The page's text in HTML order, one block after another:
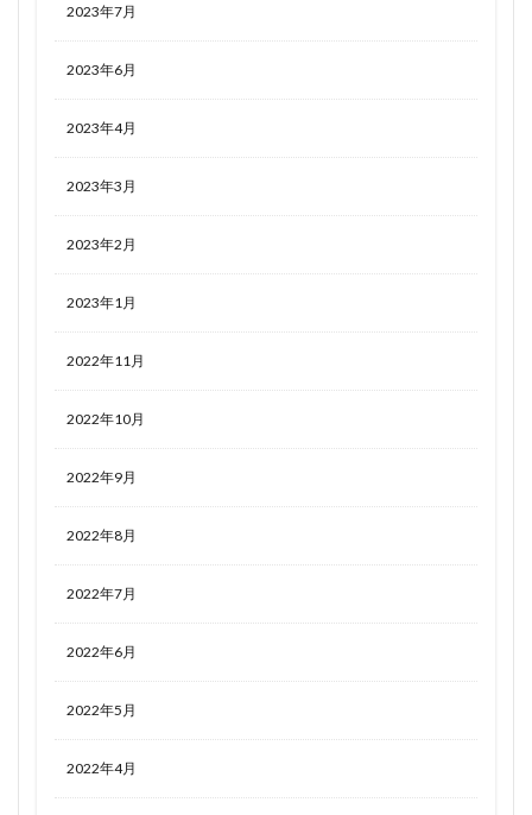
2023年7月
2023年6月
2023年4月
2023年3月
2023年2月
2023年1月
2022年11月
2022年10月
2022年9月
2022年8月
2022年7月
2022年6月
2022年5月
2022年4月